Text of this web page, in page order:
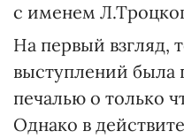
с именем
На первый взгляд,
выступлений была
печалью о только
Однако в